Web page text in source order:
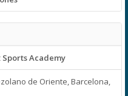
Academy
de Oriente, Barcelona,